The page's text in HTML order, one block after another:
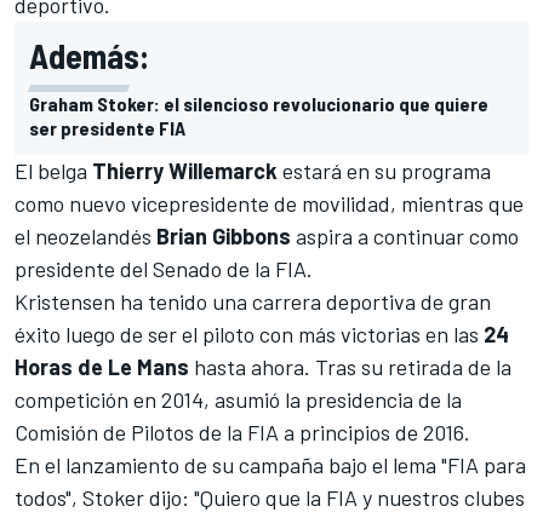
Además:
Graham Stoker: el silencioso revolucionario que quiere
ser presidente FIA
El belga Thierry Willemarck estará en su programa
como nuevo vicepresidente de movilidad, mientras que
el neozelandés Brian Gibbons aspira a continuar como
presidente del Senado de la FIA.
Kristensen ha tenido una carrera deportiva de gran
éxito luego de ser el piloto con más victorias en las 24
Horas de Le Mans hasta ahora. Tras su retirada de la
competición en 2014, asumió la presidencia de la
Comisión de Pilotos de la FIA a principios de 2016.
En el lanzamiento de su campaña bajo el lema "FIA para
todos", Stoker dijo: "Quiero que la FIA y nuestros clubes